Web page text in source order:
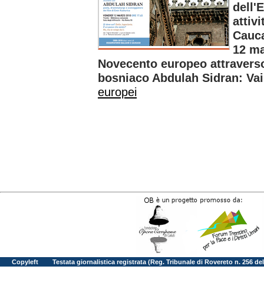
12
Novecento europeo
bosniaco Abdulah Sidran:
europei
Copyleft Testata giornalistica registrata (Reg. Tribunale di Rovereto n. 256